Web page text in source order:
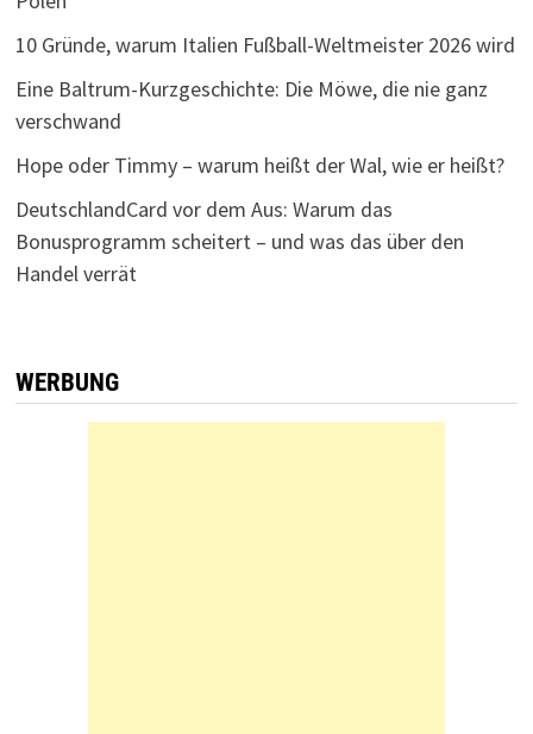
10 Gründe, warum Italien Fußball-Weltmeister 2026 wird
Eine Baltrum-Kurzgeschichte: Die Möwe, die nie ganz
verschwand
Hope oder Timmy – warum heißt der Wal, wie er heißt?
DeutschlandCard vor dem Aus: Warum das
Bonusprogramm scheitert – und was das über den
Handel verrät
WERBUNG